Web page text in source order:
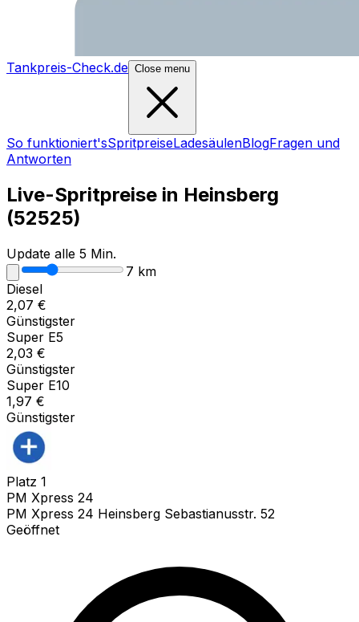
Tankpreis-Check.de Close menu
So funktioniert'sSpritpreiseLadesäulenBlogFragen und
Antworten
Live-Spritpreise in Heinsberg
(52525)
Update alle 5 Min.
7 km
Diesel
2,07 €
Günstigster
Super E5
2,03 €
Günstigster
Super E10
1,97 €
Günstigster
Platz 1
PM Xpress 24
PM Xpress 24 Heinsberg Sebastianusstr. 52
Geöffnet